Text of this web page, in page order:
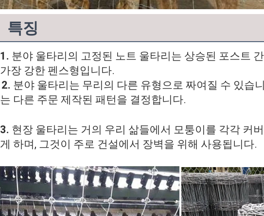
특징
1. 분야 울타리의 고정된 노트 울타리는 상승된 포스트
가장 강한 펜스형입니다.
2. 분야 울타리는 무리의 다른 유형으로 짜여질 수 있습
는 다른 주문 제작된 패턴을 결정합니다.
3. 현장 울타리는 거의 우리 삶들에서 모퉁이를 각각 커
게 하며, 그것이 주로 건설에서 장벽을 위해 사용됩니다.